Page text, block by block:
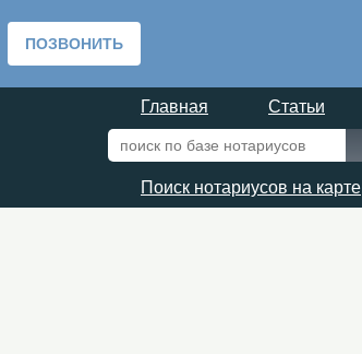
Главная Статьи
Поиск нотариусов на карте